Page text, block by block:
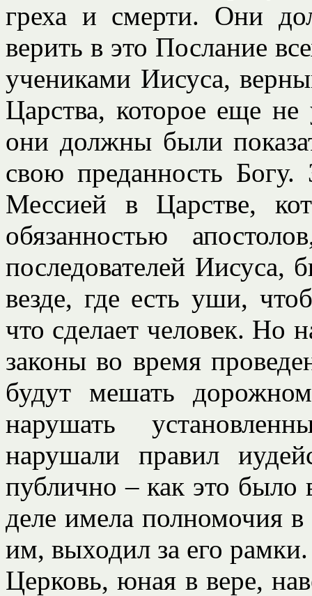
греха и смерти. Они
верить в это Послание
учениками Иисуса,
Царства, которое еще
они должны были
свою преданность
Мессией в Царстве,
обязанностью
последователей Иисуса,
везде, где есть уши,
что сделает человек. Но
законы во время
будут мешать
нарушать
нарушали правил
публично – как это
деле имела полномочия
им, выходил за его рамки.
Церковь, юная в вере,